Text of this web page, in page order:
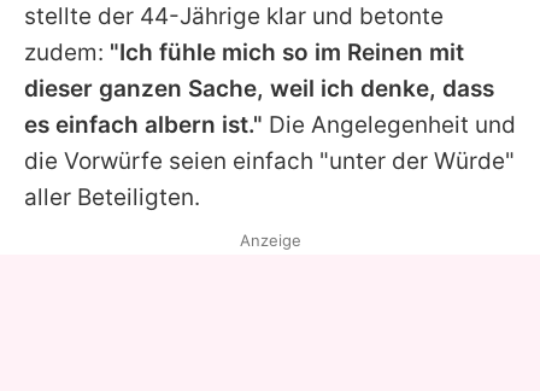
stellte der 44-Jährige klar und betonte
zudem: "Ich fühle mich so im Reinen mit
dieser ganzen Sache, weil ich denke, dass
es einfach albern ist." Die Angelegenheit und
die Vorwürfe seien einfach "unter der Würde"
aller Beteiligten.
Anzeige